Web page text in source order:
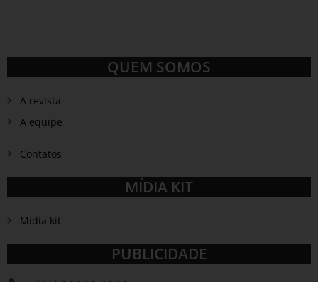
QUEM SOMOS
A revista
A equipe
Contatos
MÍDIA KIT
Mídia kit
PUBLICIDADE